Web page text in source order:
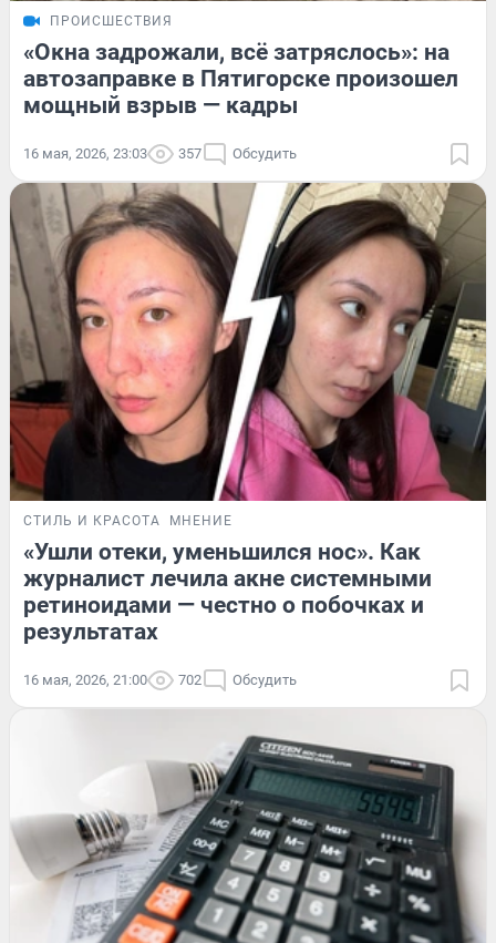
ПРОИСШЕСТВИЯ
«Окна задрожали, всё затряслось»: на
автозаправке в Пятигорске произошел
мощный взрыв — кадры
16 мая, 2026, 23:03 357 Обсудить
СТИЛЬ И КРАСОТА МНЕНИЕ
«Ушли отеки, уменьшился нос». Как
журналист лечила акне системными
ретиноидами — честно о побочках и
результатах
16 мая, 2026, 21:00 702 Обсудить